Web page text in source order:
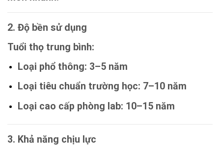
2. Độ bền sử dụng
Tuổi thọ trung bình:
Loại phổ thông: 3–5 năm
Loại tiêu chuẩn trường học: 7–10 năm
Loại cao cấp phòng lab: 10–15 năm
3. Khả năng chịu lực